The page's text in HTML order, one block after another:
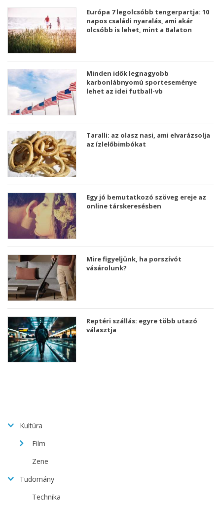
Európa 7 legolcsóbb tengerpartja: 10
napos családi nyaralás, ami akár
olcsóbb is lehet, mint a Balaton
Minden idők legnagyobb
karbonlábnyomú sporteseménye
lehet az idei futball-vb
Taralli: az olasz nasi, ami elvarázsolja
az ízlelőbimbókat
Egy jó bemutatkozó szöveg ereje az
online társkeresésben
Mire figyeljünk, ha porszívót
vásárolunk?
Reptéri szállás: egyre több utazó
választja
Kultúra
Film
Zene
Tudomány
Technika